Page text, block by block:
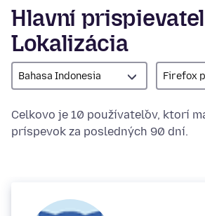
Hlavní
Lokalizácia
Bahasa Indonesia Firefox
Celkovo je 10 používateľov, ktorí
príspevok za posledných 90 dní.